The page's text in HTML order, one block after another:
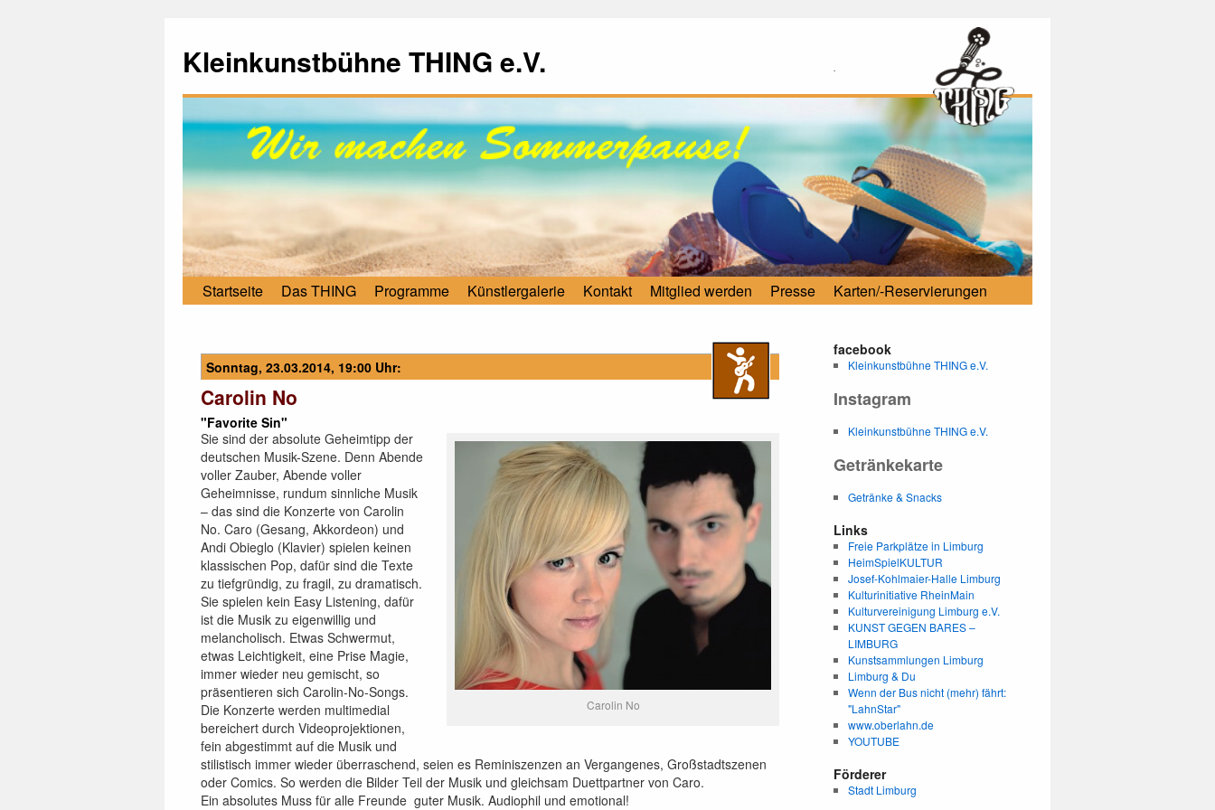
Kleinkunstbühne THING e.V. .
Startseite Das THING Programme Künstlergalerie Kontakt Mitglied werden Presse Karten/-Reservierungen
Sonntag, 23.03.2014, 19:00 Uhr:
Carolin No
"Favorite Sin"
Carolin No
Sie sind der absolute Geheimtipp der
deutschen Musik-Szene. Denn Abende
voller Zauber, Abende voller
Geheimnisse, rundum sinnliche Musik
– das sind die Konzerte von Carolin
No. Caro (Gesang, Akkordeon) und
Andi Obieglo (Klavier) spielen keinen
klassischen Pop, dafür sind die Texte
zu tiefgründig, zu fragil, zu dramatisch.
Sie spielen kein Easy Listening, dafür
ist die Musik zu eigenwillig und
melancholisch. Etwas Schwermut,
etwas Leichtigkeit, eine Prise Magie,
immer wieder neu gemischt, so
präsentieren sich Carolin-No-Songs.
Die Konzerte werden multimedial
bereichert durch Videoprojektionen,
fein abgestimmt auf die Musik und
stilistisch immer wieder überraschend, seien es Reminiszenzen an Vergangenes, Großstadtszenen
oder Comics. So werden die Bilder Teil der Musik und gleichsam Duettpartner von Caro.
Ein absolutes Muss für alle Freunde guter Musik. Audiophil und emotional!
facebook
Kleinkunstbühne THING e.V.
Instagram
Kleinkunstbühne THING e.V.
Getränkekarte
Getränke & Snacks
Links
Freie Parkplätze in Limburg
HeimSpielKULTUR
Josef-Kohlmaier-Halle Limburg
Kulturinitiative RheinMain
Kulturvereinigung Limburg e.V.
KUNST GEGEN BARES –
LIMBURG
Kunstsammlungen Limburg
Limburg & Du
Wenn der Bus nicht (mehr) fährt:
"LahnStar"
www.oberlahn.de
YOUTUBE
Förderer
Stadt Limburg